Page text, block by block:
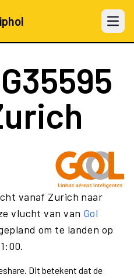
Open
G35595
vanaf Zurich naar
vlucht van van Gol
om te landen op
Dit betekent dat de